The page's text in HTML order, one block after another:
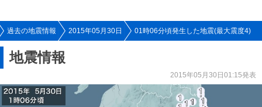
過去の地震情報 2015年05月30日 01時06分頃発生した地震(最大震度4)
地震情報
2015年05月30日01:15発表